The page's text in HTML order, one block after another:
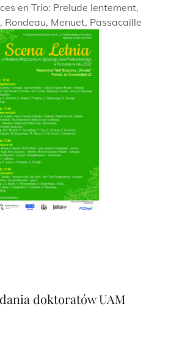
en Trio: Prelude lentement,
Menuet, Passacaille
doktoratów UAM